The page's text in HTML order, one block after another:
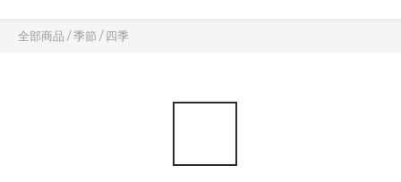
全部商品 /季節 /四季